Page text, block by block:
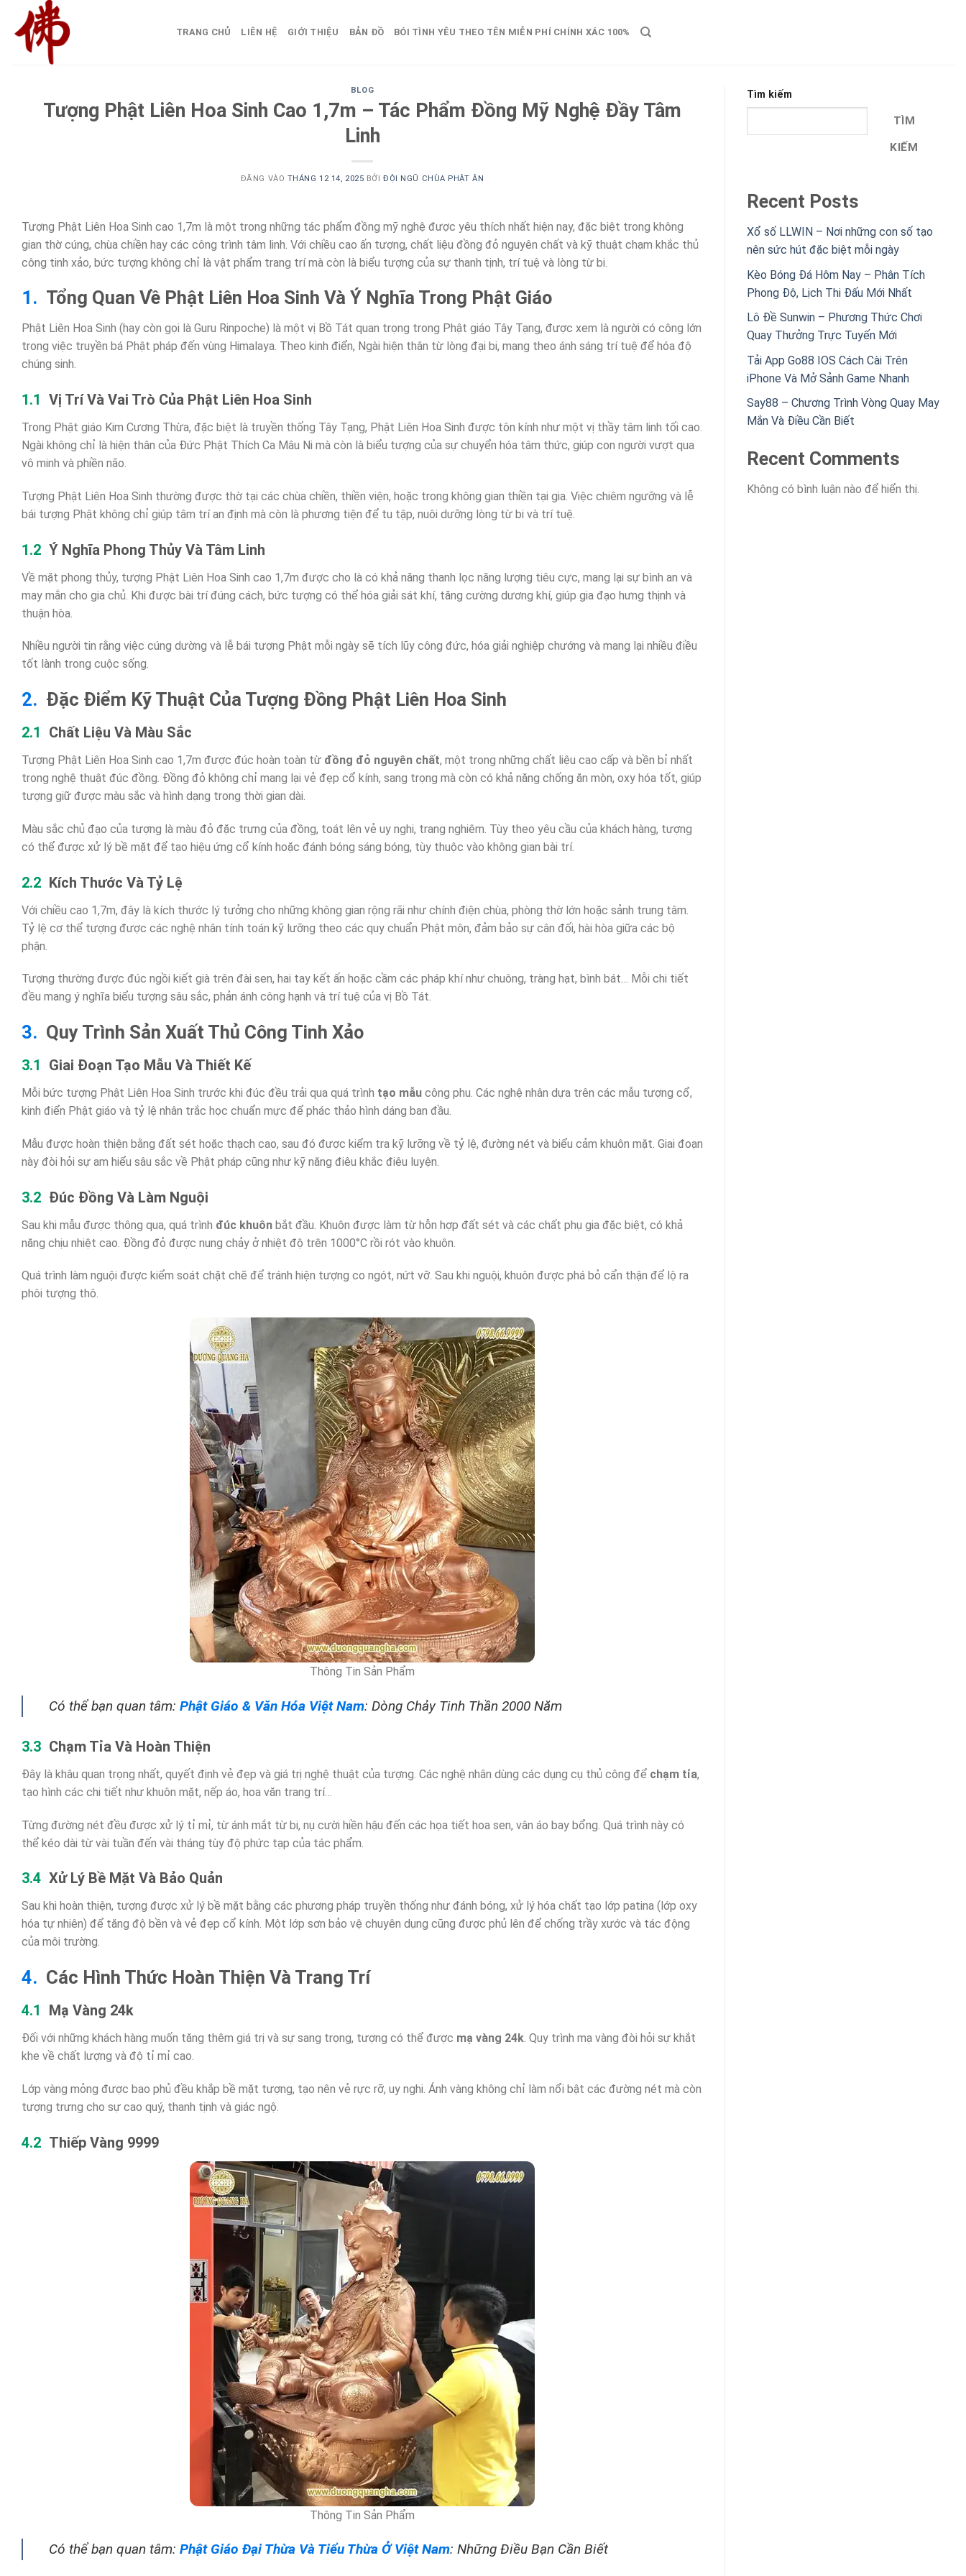
TRANG CHỦ LIÊN HỆ GIỚI THIỆU BẢN ĐỒ BÓI TÌNH YÊU THEO TÊN MIỄN PHÍ CHÍNH XÁC 100%
BLOG
Tượng Phật Liên Hoa Sinh Cao 1,7m – Tác Phẩm Đồng Mỹ Nghệ Đầy Tâm
Linh
ĐĂNG VÀO THÁNG 12 14, 2025 BỞIĐỘI NGŨ CHÙA PHẬT ÂN
Tượng Phật Liên Hoa Sinh cao 1,7m là một trong những tác phẩm đồng mỹ nghệ được yêu thích nhất hiện nay, đặc biệt trong không
gian thờ cúng, chùa chiền hay các công trình tâm linh. Với chiều cao ấn tượng, chất liệu đồng đỏ nguyên chất và kỹ thuật chạm khắc thủ
công tinh xảo, bức tượng không chỉ là vật phẩm trang trí mà còn là biểu tượng của sự thanh tịnh, trí tuệ và lòng từ bi.
Tổng Quan Về Phật Liên Hoa Sinh Và Ý Nghĩa Trong Phật Giáo
Phật Liên Hoa Sinh (hay còn gọi là Guru Rinpoche) là một vị Bồ Tát quan trọng trong Phật giáo Tây Tạng, được xem là người có công lớn
trong việc truyền bá Phật pháp đến vùng Himalaya. Theo kinh điển, Ngài hiện thân từ lòng đại bi, mang theo ánh sáng trí tuệ để hóa độ
chúng sinh.
Vị Trí Và Vai Trò Của Phật Liên Hoa Sinh
Trong Phật giáo Kim Cương Thừa, đặc biệt là truyền thống Tây Tạng, Phật Liên Hoa Sinh được tôn kính như một vị thầy tâm linh tối cao.
Ngài không chỉ là hiện thân của Đức Phật Thích Ca Mâu Ni mà còn là biểu tượng của sự chuyển hóa tâm thức, giúp con người vượt qua
vô minh và phiền não.
Tượng Phật Liên Hoa Sinh thường được thờ tại các chùa chiền, thiền viện, hoặc trong không gian thiền tại gia. Việc chiêm ngưỡng và lễ
bái tượng Phật không chỉ giúp tâm trí an định mà còn là phương tiện để tu tập, nuôi dưỡng lòng từ bi và trí tuệ.
Ý Nghĩa Phong Thủy Và Tâm Linh
Về mặt phong thủy, tượng Phật Liên Hoa Sinh cao 1,7m được cho là có khả năng thanh lọc năng lượng tiêu cực, mang lại sự bình an và
may mắn cho gia chủ. Khi được bài trí đúng cách, bức tượng có thể hóa giải sát khí, tăng cường dương khí, giúp gia đạo hưng thịnh và
thuận hòa.
Nhiều người tin rằng việc cúng dường và lễ bái tượng Phật mỗi ngày sẽ tích lũy công đức, hóa giải nghiệp chướng và mang lại nhiều điều
tốt lành trong cuộc sống.
Đặc Điểm Kỹ Thuật Của Tượng Đồng Phật Liên Hoa Sinh
Chất Liệu Và Màu Sắc
Tượng Phật Liên Hoa Sinh cao 1,7m được đúc hoàn toàn từ đồng đỏ nguyên chất, một trong những chất liệu cao cấp và bền bỉ nhất
trong nghệ thuật đúc đồng. Đồng đỏ không chỉ mang lại vẻ đẹp cổ kính, sang trọng mà còn có khả năng chống ăn mòn, oxy hóa tốt, giúp
tượng giữ được màu sắc và hình dạng trong thời gian dài.
Màu sắc chủ đạo của tượng là màu đỏ đặc trưng của đồng, toát lên vẻ uy nghi, trang nghiêm. Tùy theo yêu cầu của khách hàng, tượng
có thể được xử lý bề mặt để tạo hiệu ứng cổ kính hoặc đánh bóng sáng bóng, tùy thuộc vào không gian bài trí.
Kích Thước Và Tỷ Lệ
Với chiều cao 1,7m, đây là kích thước lý tưởng cho những không gian rộng rãi như chính điện chùa, phòng thờ lớn hoặc sảnh trung tâm.
Tỷ lệ cơ thể tượng được các nghệ nhân tính toán kỹ lưỡng theo các quy chuẩn Phật môn, đảm bảo sự cân đối, hài hòa giữa các bộ
phận.
Tượng thường được đúc ngồi kiết già trên đài sen, hai tay kết ấn hoặc cầm các pháp khí như chuông, tràng hạt, bình bát… Mỗi chi tiết
đều mang ý nghĩa biểu tượng sâu sắc, phản ánh công hạnh và trí tuệ của vị Bồ Tát.
Quy Trình Sản Xuất Thủ Công Tinh Xảo
Giai Đoạn Tạo Mẫu Và Thiết Kế
Mỗi bức tượng Phật Liên Hoa Sinh trước khi đúc đều trải qua quá trình tạo mẫu công phu. Các nghệ nhân dựa trên các mẫu tượng cổ,
kinh điển Phật giáo và tỷ lệ nhân trắc học chuẩn mực để phác thảo hình dáng ban đầu.
Mẫu được hoàn thiện bằng đất sét hoặc thạch cao, sau đó được kiểm tra kỹ lưỡng về tỷ lệ, đường nét và biểu cảm khuôn mặt. Giai đoạn
này đòi hỏi sự am hiểu sâu sắc về Phật pháp cũng như kỹ năng điêu khắc điêu luyện.
Đúc Đồng Và Làm Nguội
Sau khi mẫu được thông qua, quá trình đúc khuôn bắt đầu. Khuôn được làm từ hỗn hợp đất sét và các chất phụ gia đặc biệt, có khả
năng chịu nhiệt cao. Đồng đỏ được nung chảy ở nhiệt độ trên 1000°C rồi rót vào khuôn.
Quá trình làm nguội được kiểm soát chặt chẽ để tránh hiện tượng co ngót, nứt vỡ. Sau khi nguội, khuôn được phá bỏ cẩn thận để lộ ra
phôi tượng thô.
Thông Tin Sản Phẩm
Có thể bạn quan tâm: Phật Giáo & Văn Hóa Việt Nam: Dòng Chảy Tinh Thần 2000 Năm
Chạm Tỉa Và Hoàn Thiện
Đây là khâu quan trọng nhất, quyết định vẻ đẹp và giá trị nghệ thuật của tượng. Các nghệ nhân dùng các dụng cụ thủ công để chạm tỉa,
tạo hình các chi tiết như khuôn mặt, nếp áo, hoa văn trang trí…
Từng đường nét đều được xử lý tỉ mỉ, từ ánh mắt từ bi, nụ cười hiền hậu đến các họa tiết hoa sen, vân áo bay bổng. Quá trình này có
thể kéo dài từ vài tuần đến vài tháng tùy độ phức tạp của tác phẩm.
Xử Lý Bề Mặt Và Bảo Quản
Sau khi hoàn thiện, tượng được xử lý bề mặt bằng các phương pháp truyền thống như đánh bóng, xử lý hóa chất tạo lớp patina (lớp oxy
hóa tự nhiên) để tăng độ bền và vẻ đẹp cổ kính. Một lớp sơn bảo vệ chuyên dụng cũng được phủ lên để chống trầy xước và tác động
của môi trường.
Các Hình Thức Hoàn Thiện Và Trang Trí
Mạ Vàng 24k
Đối với những khách hàng muốn tăng thêm giá trị và sự sang trọng, tượng có thể được mạ vàng 24k. Quy trình mạ vàng đòi hỏi sự khắt
khe về chất lượng và độ tỉ mỉ cao.
Lớp vàng mỏng được bao phủ đều khắp bề mặt tượng, tạo nên vẻ rực rỡ, uy nghi. Ánh vàng không chỉ làm nổi bật các đường nét mà còn
tượng trưng cho sự cao quý, thanh tịnh và giác ngộ.
Thiếp Vàng 9999
Thông Tin Sản Phẩm
Có thể bạn quan tâm: Phật Giáo Đại Thừa Và Tiểu Thừa Ở Việt Nam: Những Điều Bạn Cần Biết
Tìm kiếm
TÌM
KIẾM
Recent Posts
Xổ số LLWIN – Nơi những con số tạo
nên sức hút đặc biệt mỗi ngày
Kèo Bóng Đá Hôm Nay – Phân Tích
Phong Độ, Lịch Thi Đấu Mới Nhất
Lô Đề Sunwin – Phương Thức Chơi
Quay Thưởng Trực Tuyến Mới
Tải App Go88 IOS Cách Cài Trên
iPhone Và Mở Sảnh Game Nhanh
Say88 – Chương Trình Vòng Quay May
Mắn Và Điều Cần Biết
Recent Comments
Không có bình luận nào để hiển thị.